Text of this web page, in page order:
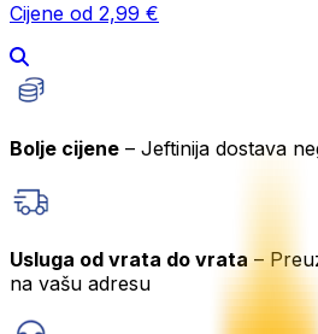
Cijene od 2,99 €
Bolje cijene – Jeftinija dostava
Usluga od vrata do vrata –
na vašu adresu